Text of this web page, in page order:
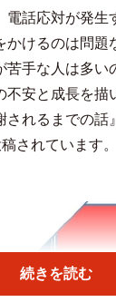
電話応対が発生
かけるのは問題
苦手な人は多い
不安と成長を描
れるまでの話
されています。
続きを読む